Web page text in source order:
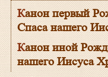
Канон первый Рождеству Господа Бога и
Спаса нашего
Канон иной Рождеству Господа Бога и Спаса
нашего Иисуса